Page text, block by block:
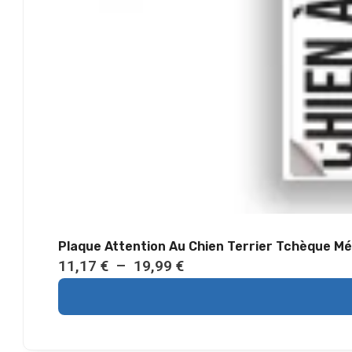
Plaque Attention Au Chien Terrier Tchèque
11,17 € – 19,99 €P
a